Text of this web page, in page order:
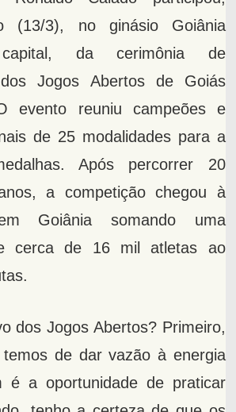
(13/3), no ginásio Goiânia
da cerimônia de
Jogos Abertos de Goiás
evento reuniu campeões e
de 25 modalidades para a
Após percorrer 20
a competição chegou à
Goiânia somando uma
cerca de 16 mil atletas ao
dos Jogos Abertos? Primeiro,
de dar vazão à energia
é a oportunidade de praticar